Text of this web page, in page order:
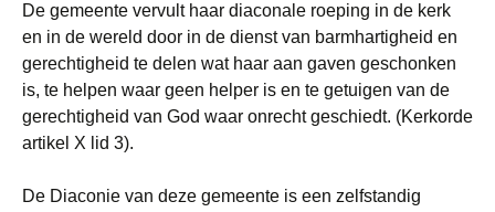
De gemeente vervult haar diaconale roeping in de kerk
en in de wereld door in de dienst van barmhartigheid en
gerechtigheid te delen wat haar aan gaven geschonken
is, te helpen waar geen helper is en te getuigen van de
gerechtigheid van God waar onrecht geschiedt. (Kerkorde
artikel X lid 3).
De Diaconie van deze gemeente is een zelfstandig